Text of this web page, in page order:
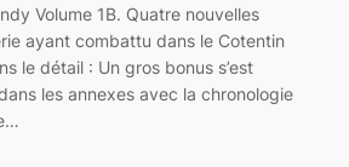
Volume 1B. Quatre nouvelles
ayant combattu dans le Cotentin
le détail : Un gros bonus s’est
les annexes avec la chronologie